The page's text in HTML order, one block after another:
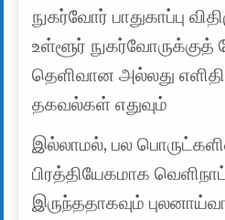
நுகர்வோர் பாதுகாப்பு
உள்ளூர் நுகர்வோருக்குத்
தெளிவான அல்லது
தகவல்கள் எதுவும்
இல்லாமல், பல
பிரத்தியேகமாக
இருந்ததாகவும்